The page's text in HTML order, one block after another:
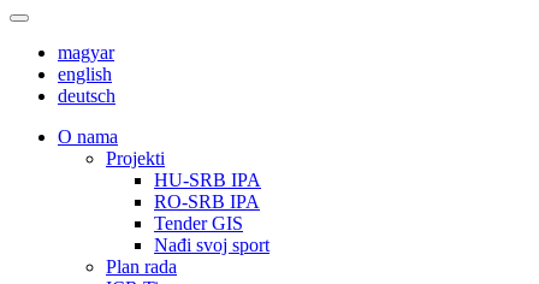
magyar
english
deutsch
О nama
Projekti
HU-SRB IPA
RO-SRB IPA
Tender GIS
Nađi svoj sport
Plan rada